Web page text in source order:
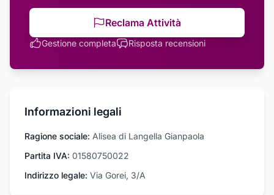
Reclama Attività
Gestione completa Risposta recensioni
Informazioni legali
Ragione sociale: Alisea di Langella Gianpaola
Partita IVA: 01580750022
Indirizzo legale: Via Gorei, 3/A